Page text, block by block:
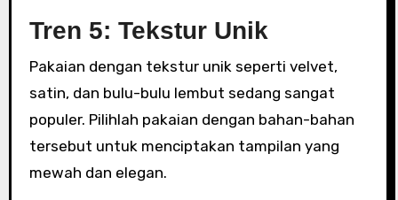
Tren 5: Tekstur Unik
Pakaian dengan tekstur unik seperti velvet,
satin, dan bulu-bulu lembut sedang sangat
populer. Pilihlah pakaian dengan bahan-bahan
tersebut untuk menciptakan tampilan yang
mewah dan elegan.